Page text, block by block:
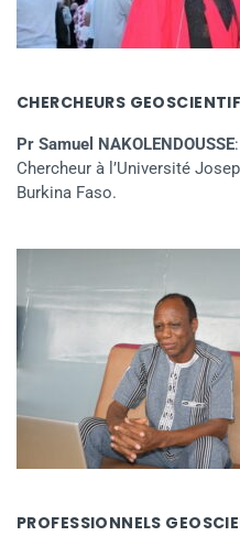
CHERCHEURS
Pr Samuel NAKOLENDOUSSE
Chercheur à l’Université
Burkina Faso.
PROFESSIONNELS